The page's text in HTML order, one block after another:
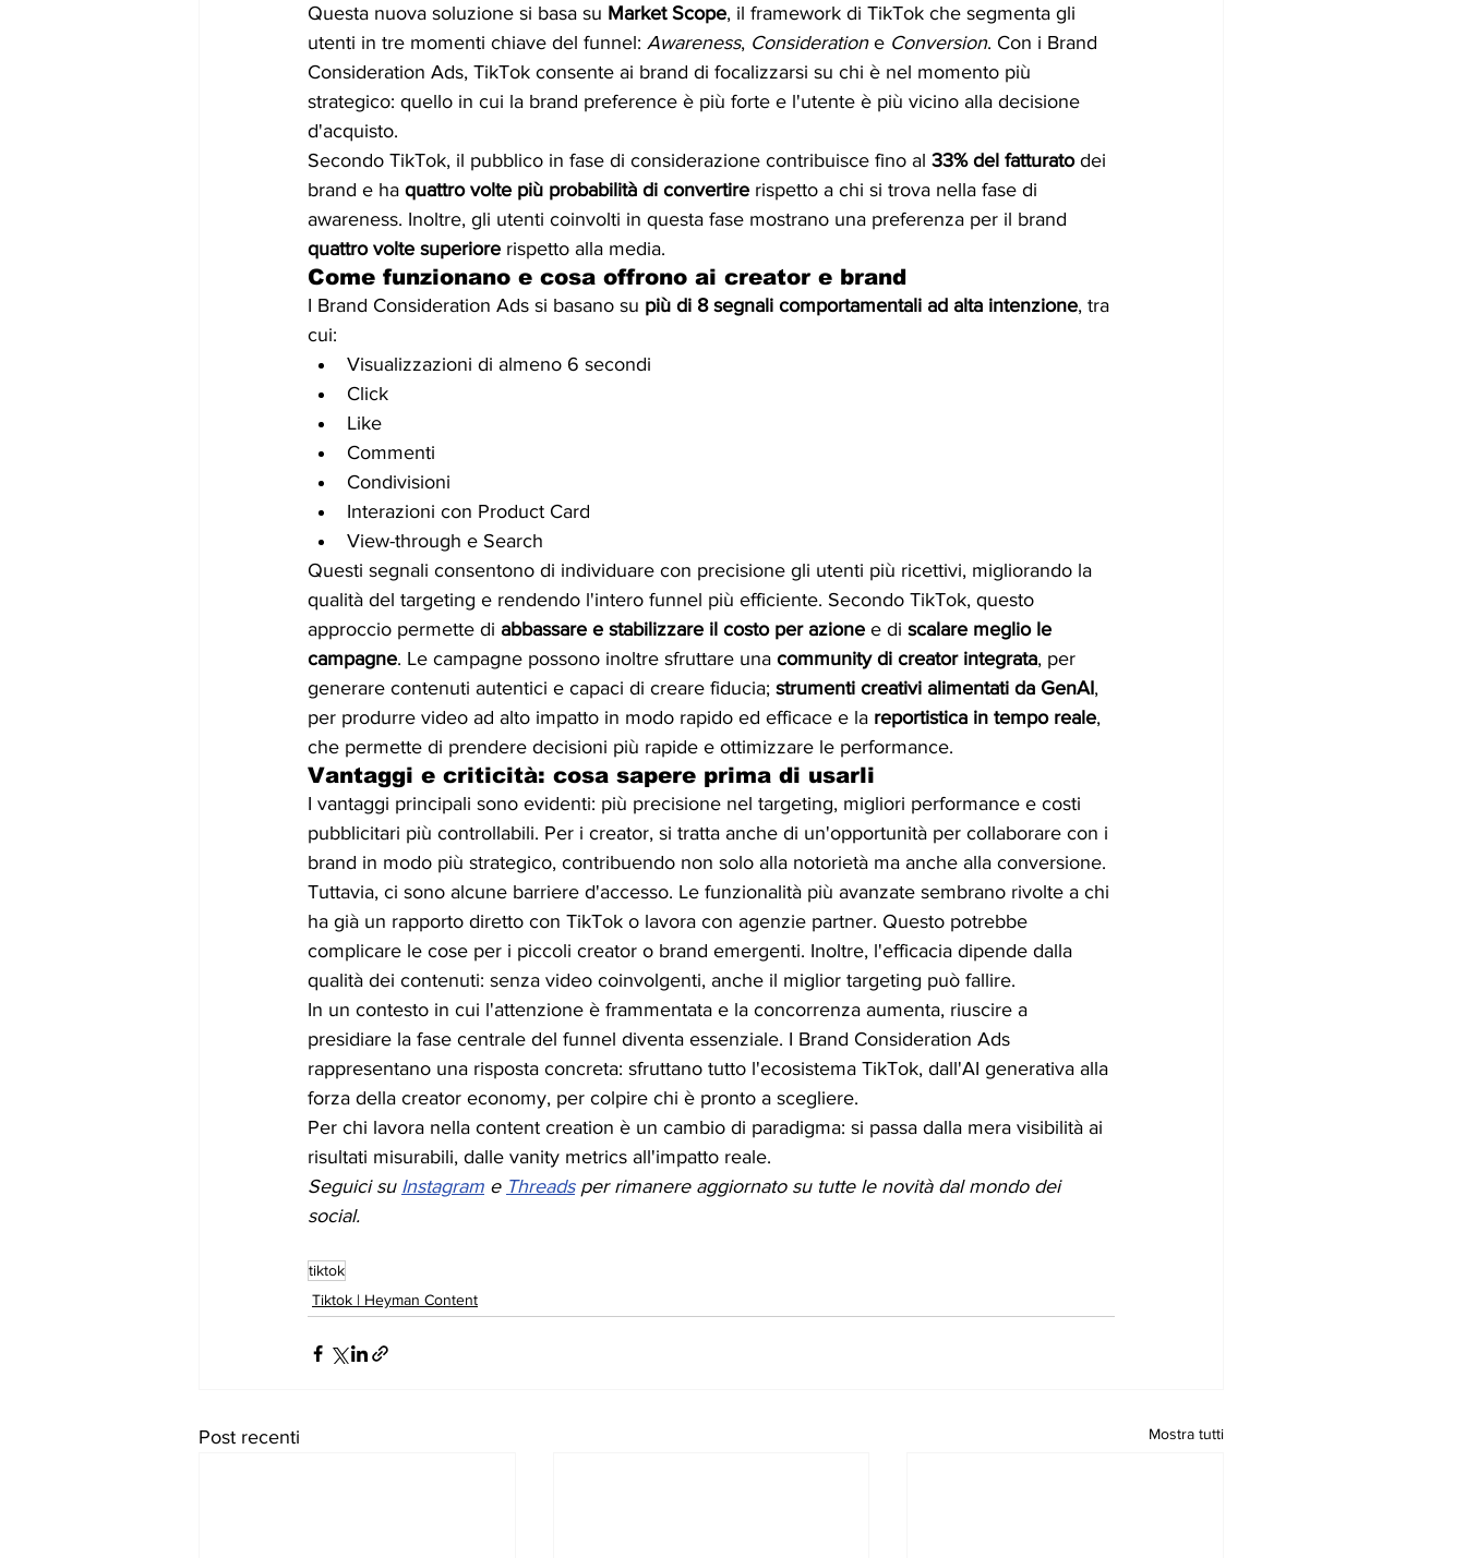
Questa nuova soluzione si basa su Market Scope, il framework di TikTok che segmenta gli
utenti in tre momenti chiave del funnel: Awareness, Consideration e Conversion. Con i Brand
Consideration Ads, TikTok consente ai brand di focalizzarsi su chi è nel momento più
strategico: quello in cui la brand preference è più forte e l'utente è più vicino alla decisione
d'acquisto.
Secondo TikTok, il pubblico in fase di considerazione contribuisce fino al 33% del fatturato dei
brand e ha quattro volte più probabilità di convertire rispetto a chi si trova nella fase di
awareness. Inoltre, gli utenti coinvolti in questa fase mostrano una preferenza per il brand
quattro volte superiore rispetto alla media.
Come funzionano e cosa offrono ai creator e brand
I Brand Consideration Ads si basano su più di 8 segnali comportamentali ad alta intenzione, tra
cui:
Visualizzazioni di almeno 6 secondi
Click
Like
Commenti
Condivisioni
Interazioni con Product Card
View-through e Search
Questi segnali consentono di individuare con precisione gli utenti più ricettivi, migliorando la
qualità del targeting e rendendo l'intero funnel più efficiente. Secondo TikTok, questo
approccio permette di abbassare e stabilizzare il costo per azione e di scalare meglio le
campagne. Le campagne possono inoltre sfruttare una community di creator integrata, per
generare contenuti autentici e capaci di creare fiducia; strumenti creativi alimentati da GenAI,
per produrre video ad alto impatto in modo rapido ed efficace e la reportistica in tempo reale,
che permette di prendere decisioni più rapide e ottimizzare le performance.
Vantaggi e criticità: cosa sapere prima di usarli
I vantaggi principali sono evidenti: più precisione nel targeting, migliori performance e costi
pubblicitari più controllabili. Per i creator, si tratta anche di un'opportunità per collaborare con i
brand in modo più strategico, contribuendo non solo alla notorietà ma anche alla conversione.
Tuttavia, ci sono alcune barriere d'accesso. Le funzionalità più avanzate sembrano rivolte a chi
ha già un rapporto diretto con TikTok o lavora con agenzie partner. Questo potrebbe
complicare le cose per i piccoli creator o brand emergenti. Inoltre, l'efficacia dipende dalla
qualità dei contenuti: senza video coinvolgenti, anche il miglior targeting può fallire.
In un contesto in cui l'attenzione è frammentata e la concorrenza aumenta, riuscire a
presidiare la fase centrale del funnel diventa essenziale. I Brand Consideration Ads
rappresentano una risposta concreta: sfruttano tutto l'ecosistema TikTok, dall'AI generativa alla
forza della creator economy, per colpire chi è pronto a scegliere.
Per chi lavora nella content creation è un cambio di paradigma: si passa dalla mera visibilità ai
risultati misurabili, dalle vanity metrics all'impatto reale.
Seguici su Instagram e Threads per rimanere aggiornato su tutte le novità dal mondo dei
social.
tiktok
Tiktok | Heyman Content
Post recenti Mostra tutti